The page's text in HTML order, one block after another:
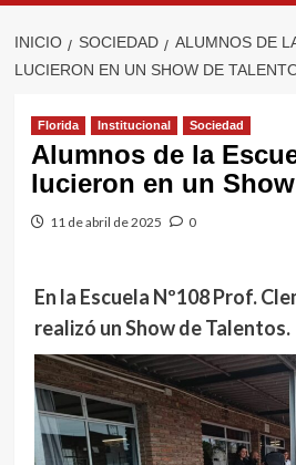
INICIO SOCIEDAD
ALUMNOS DE
LUCIERON EN UN SHOW DE
Florida Institucional Sociedad
Alumnos de la
lucieron en un
11 de abril de 2025 0
En la Escuela Nº108 Prof.
realizó un Show de Talentos.